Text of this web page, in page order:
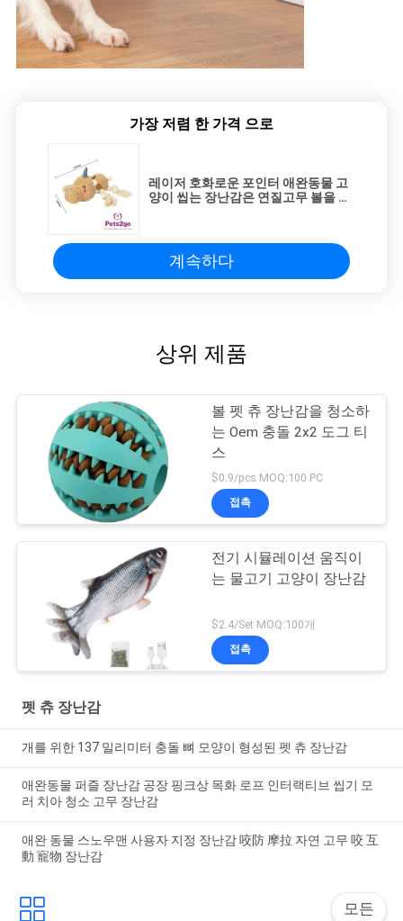
가장 저렴 한 가격 으로
레이저 호화로운 포인터 애완동물 고
양이 씹는 장난감은 연질고무 볼을 밝
계속하다
상위 제품
볼 펫 츄 장난감을 청소하
는 Oem 충돌 2x2 도그 티
스
$0.9/pcs MOQ:100 PC
접촉
전기 시뮬레이션 움직이
는 물고기 고양이 장난감
$2.4/Set MOQ:100개
접촉
펫 츄 장난감
개를 위한 137 밀리미터 충돌 뼈 모양이 형성된 펫 츄 장난감
애완동물 퍼즐 장난감 공장 핑크상 목화 로프 인터랙티브 씹기 모
러 치아 청소 고무 장난감
애완 동물 스노우맨 사용자 지정 장난감 咬防 摩拉 자연 고무 咬 互
動 寵物 장난감
모든